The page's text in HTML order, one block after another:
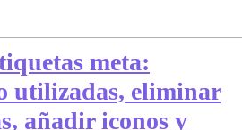
meta:
utilizadas, eliminar
añadir iconos y